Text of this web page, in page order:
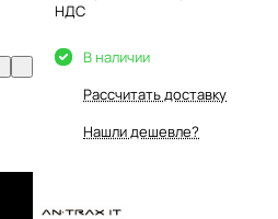
НДС
В наличии
Рассчитать доставку
Нашли дешевле?